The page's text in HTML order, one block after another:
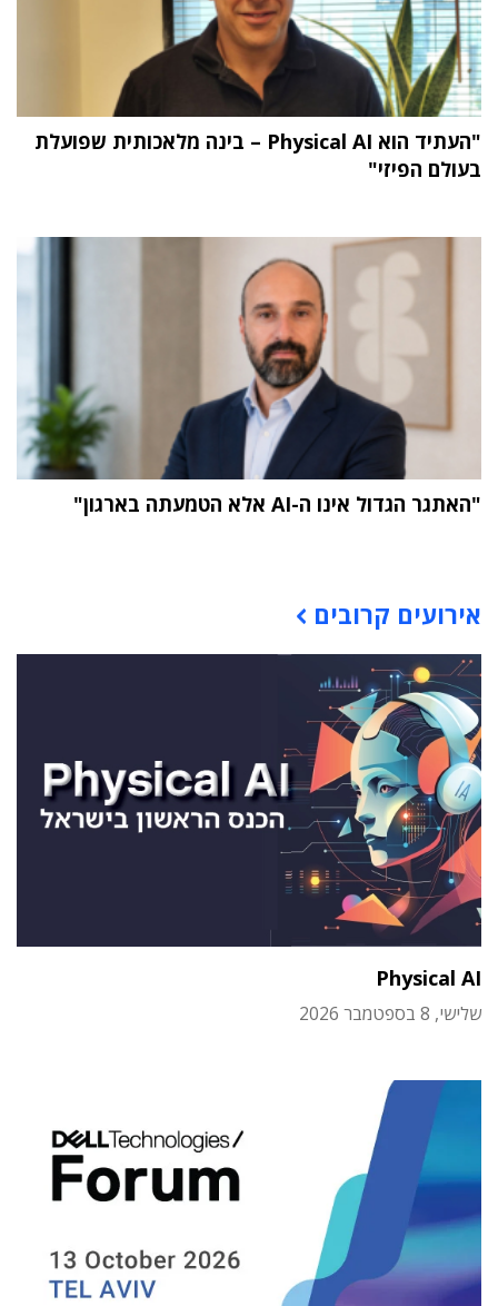
"העתיד הוא Physical AI – בינה מלאכותית שפועלת
בעולם הפיזי"
"האתגר הגדול אינו ה-AI אלא הטמעתה בארגון"
אירועים קרובים
Physical AI
שלישי, 8 בספטמבר 2026